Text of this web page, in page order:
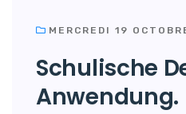
MERCREDI 19
Schulische
Anwendung.